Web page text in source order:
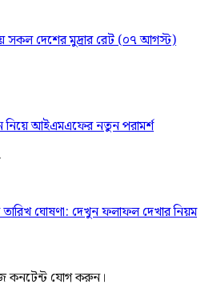
সকল দেশের মুদ্রার রেট (০৭ আগস্ট)
নিয়ে আইএমএফের নতুন পরামর্শ
ঘোষণা: দেখুন ফলাফল দেখার নিয়ম
কনটেন্ট যোগ করুন।